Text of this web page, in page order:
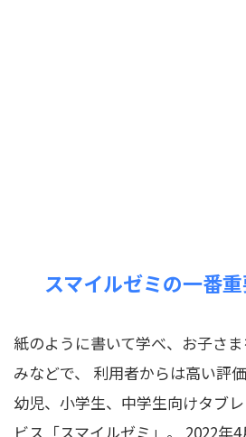
スマイルゼミの一番
紙のように書いて学べ、お子さ
みなどで、 利用者からは高い評
幼児、小学生、中学生向けタブ
ビス「スマイルゼミ」。 2022年